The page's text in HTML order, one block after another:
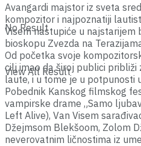
No Result
View All Result
Avangardi majstor iz sveta
kompozitor i najpoznatiji
Visem nastupiće u najstarijem
bioskopu Zvezda na
Od početka svoje
cilj imao da široj publici
laute, i u tome je u potpunosti
Pobednik Kanskog filmskog
vampirske drame „Samo
Left Alive), Van Visem
Džejmsom Blekšoom, Zolom
neverovatnim ličnostima iz